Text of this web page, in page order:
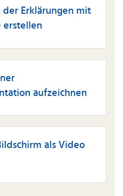
Erklärungen mit
erstellen
aufzeichnen
als Video